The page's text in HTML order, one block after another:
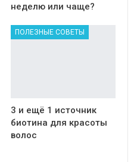
неделю или чаще?
ПОЛЕЗНЫЕ СОВЕТЫ
3 и ещё 1 источник
биотина для красоты
волос